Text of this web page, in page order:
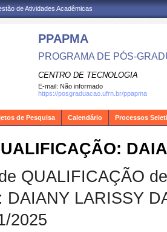
de Atividades Acadêmicas
PPAPMA
PROGRAMA DE PÓS-
CENTRO DE TECNOLOGIA
E-mail: Não informado
https://posgraduacao.ufrn.br/ppapma
de Pesquisa Calendário Processos
QUALIFICAÇÃO
DAIANY LARISSY
2025